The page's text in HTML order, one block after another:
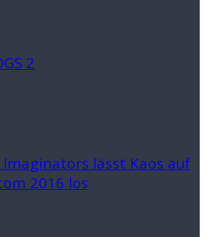
2
Imaginators lässt Kaos auf
2016 los